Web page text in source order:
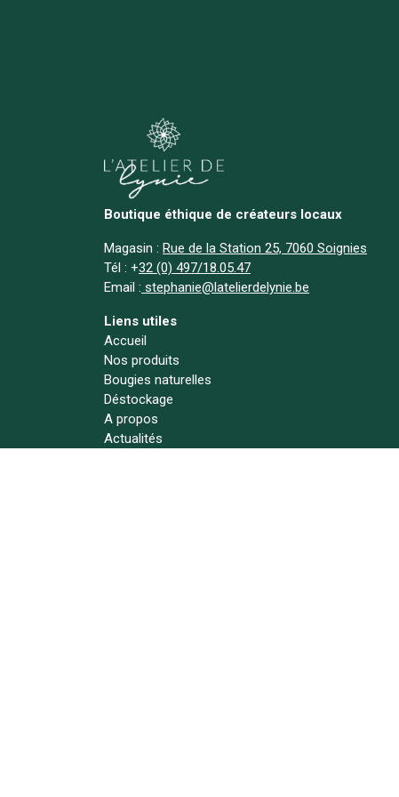
Boutique éthique de créateurs locaux
Magasin : Rue de la Station 25, 7060 Soignies
Tél : +32 (0) 497/18.05.47
Email : stephanie@latelierdelynie.be
Liens utiles
Accueil
Nos produits
Bougies naturelles
Déstockage
A propos
Actualités